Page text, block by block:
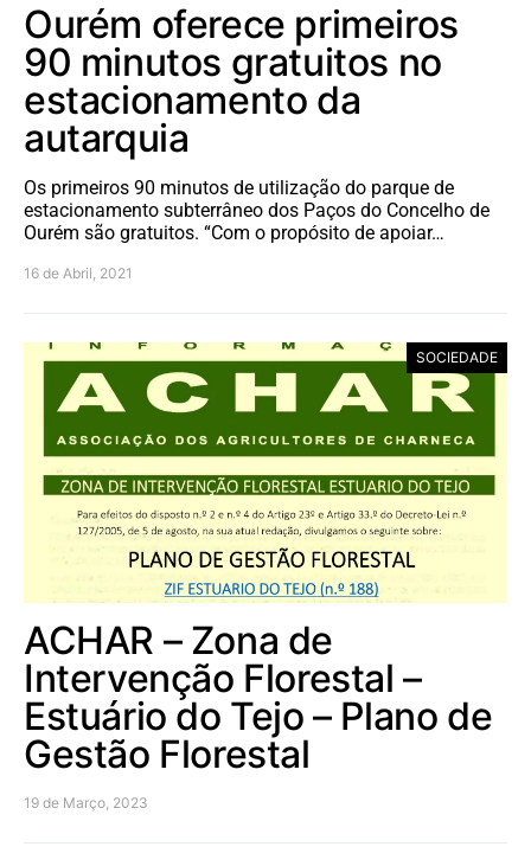
Ourém oferece primeiros
90 minutos gratuitos no
estacionamento da
autarquia
Os primeiros 90 minutos de utilização do parque de
estacionamento subterrâneo dos Paços do Concelho de
Ourém são gratuitos. “Com o propósito de apoiar…
16 de Abril, 2021
SOCIEDADE
ACHAR – Zona de
Intervenção Florestal –
Estuário do Tejo – Plano de
Gestão Florestal
19 de Março, 2023